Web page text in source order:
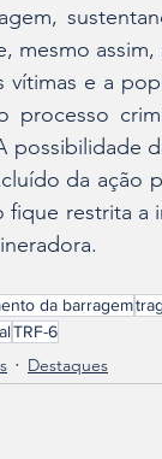
mesmo
vítimas e a
processo
possibilidade
da ação
fique restrita a
da barragem
TRF-6
Destaques